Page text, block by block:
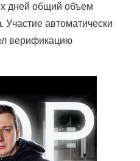
дней общий объем
автоматически
верификацию